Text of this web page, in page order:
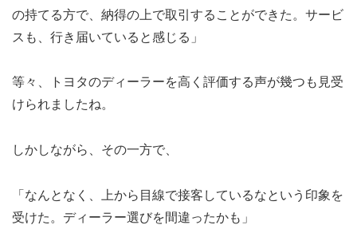
の持てる方で、納得の上で取引することができた。サービ
スも、行き届いていると感じる」
等々、トヨタのディーラーを高く評価する声が幾つも見受
けられましたね。
しかしながら、その一方で、
「なんとなく、上から目線で接客しているなという印象を
受けた。ディーラー選びを間違ったかも」